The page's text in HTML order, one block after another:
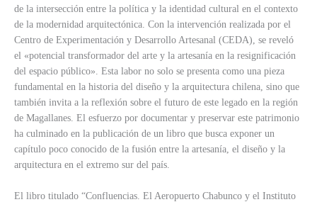
de la intersección entre la política y la identidad cultural en el contexto
de la modernidad arquitectónica. Con la intervención realizada por el
Centro de Experimentación y Desarrollo Artesanal (CEDA), se reveló
el «potencial transformador del arte y la artesanía en la resignificación
del espacio público». Esta labor no solo se presenta como una pieza
fundamental en la historia del diseño y la arquitectura chilena, sino que
también invita a la reflexión sobre el futuro de este legado en la región
de Magallanes. El esfuerzo por documentar y preservar este patrimonio
ha culminado en la publicación de un libro que busca exponer un
capítulo poco conocido de la fusión entre la artesanía, el diseño y la
arquitectura en el extremo sur del país.
El libro titulado “Confluencias. El Aeropuerto Chabunco y el Instituto